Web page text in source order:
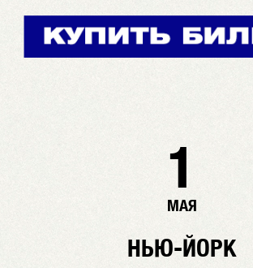
1
МАЯ
НЬЮ-ЙОРК